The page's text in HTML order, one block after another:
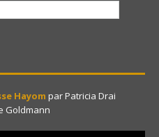
Hayom par Patricia Drai
Goldmann